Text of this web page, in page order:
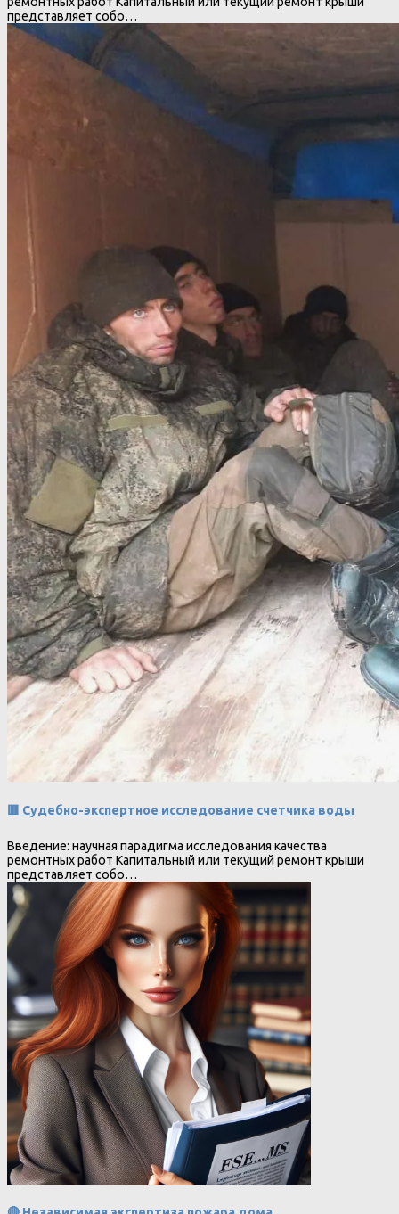
представляет собо…
🟥 Судебно-экспертное исследование счетчика воды
Введение: научная парадигма исследования качества
ремонтных работ Капитальный или текущий ремонт крыши
представляет собо…